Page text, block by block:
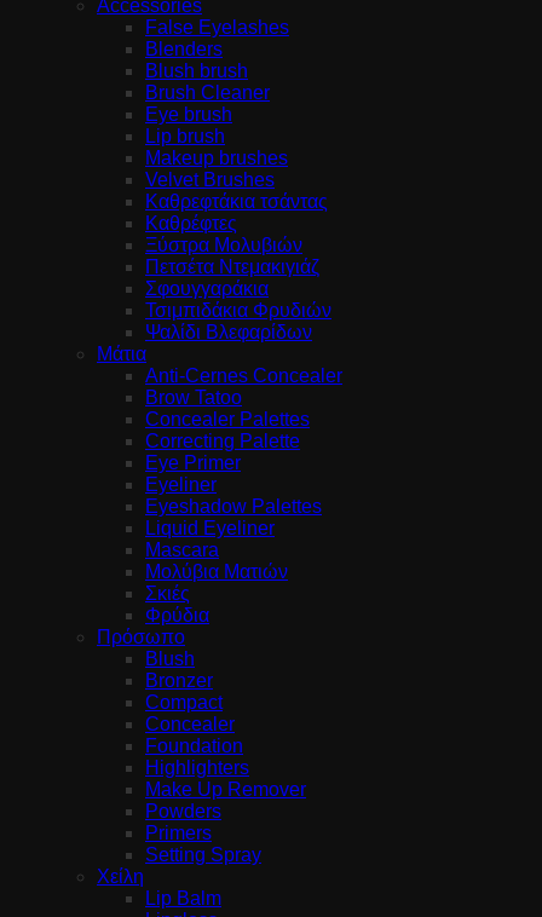
Accessories
False Eyelashes
Blenders
Blush brush
Brush Cleaner
Eye brush
Lip brush
Makeup brushes
Velvet Brushes
Καθρεφτάκια τσάντας
Καθρέφτες
Ξύστρα Μολυβιών
Πετσέτα Ντεμακιγιάζ
Σφουγγαράκια
Τσιμπιδάκια Φρυδιών
Ψαλίδι Βλεφαρίδων
Μάτια
Anti-Cernes Concealer
Brow Tatoo
Concealer Palettes
Correcting Palette
Eye Primer
Eyeliner
Eyeshadow Palettes
Liquid Eyeliner
Mascara
Μολύβια Ματιών
Σκιές
Φρύδια
Πρόσωπο
Blush
Bronzer
Compact
Concealer
Foundation
Highlighters
Make Up Remover
Powders
Primers
Setting Spray
Χείλη
Lip Balm